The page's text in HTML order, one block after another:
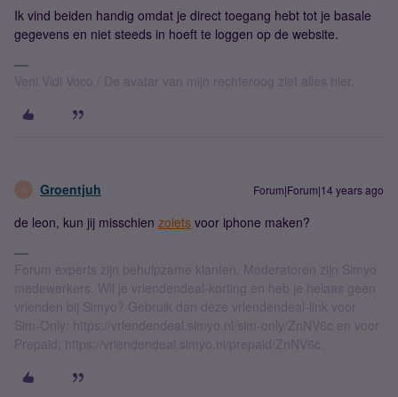
Ik vind beiden handig omdat je direct toegang hebt tot je basale
gegevens en niet steeds in hoeft te loggen op de website.
Veni Vidi Voco / De avatar van mijn rechteroog ziet alles hier.
G Groentjuh Forum|Forum|14 years ago
de leon, kun jij misschien zoiets voor iphone maken?
Forum experts zijn behulpzame klanten. Moderatoren zijn Simyo
medewerkers. Wil je vriendendeal-korting en heb je helaas geen
vrienden bij Simyo? Gebruik dan deze vriendendeal-link voor
Sim-Only: https://vriendendeal.simyo.nl/sim-only/ZnNV6c en voor
Prepaid: https://vriendendeal.simyo.nl/prepaid/ZnNV6c.